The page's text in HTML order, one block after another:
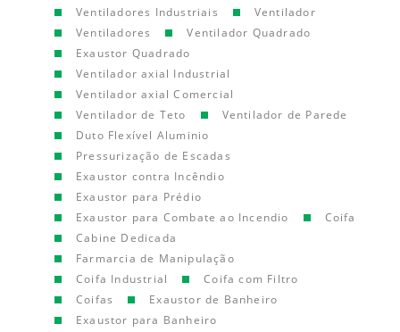
Ventiladores Industriais
Ventilador
Ventiladores
Ventilador Quadrado
Exaustor Quadrado
Ventilador axial Industrial
Ventilador axial Comercial
Ventilador de Teto
Ventilador de Parede
Duto Flexível Aluminio
Pressurização de Escadas
Exaustor contra Incêndio
Exaustor para Prédio
Exaustor para Combate ao Incendio
Coifa
Cabine Dedicada
Farmarcia de Manipulação
Coifa Industrial
Coifa com Filtro
Coifas
Exaustor de Banheiro
Exaustor para Banheiro